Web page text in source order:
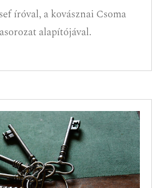
íróval, a kovásznai Csoma
alapítójával.